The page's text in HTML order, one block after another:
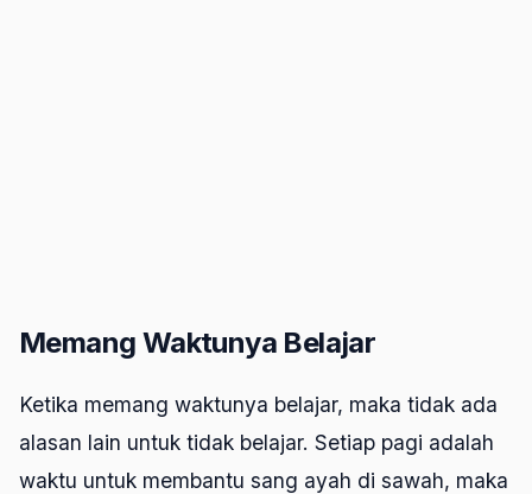
Memang Waktunya Belajar
Ketika memang waktunya belajar, maka tidak ada
alasan lain untuk tidak belajar. Setiap pagi adalah
waktu untuk membantu sang ayah di sawah, maka